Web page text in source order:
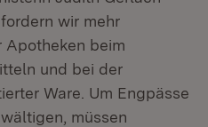
wir mehr
Apotheken beim
und bei der
Ware. Um Engpässe
müssen